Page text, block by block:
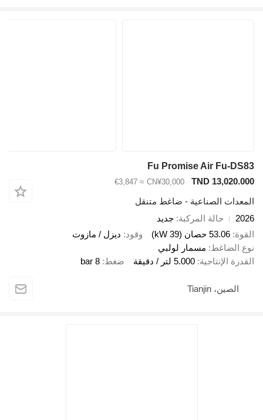
Fu Promise Air Fu-
TND
CN¥30,000
≈ €3,847
الصناعية - ضاغط متنقل
حالة المركبة جديد
53.06 حصان (39 kW)
وقود
ديزل / مازوت
مسمار لولبي
5.000 لتر / دقيقة ضغط